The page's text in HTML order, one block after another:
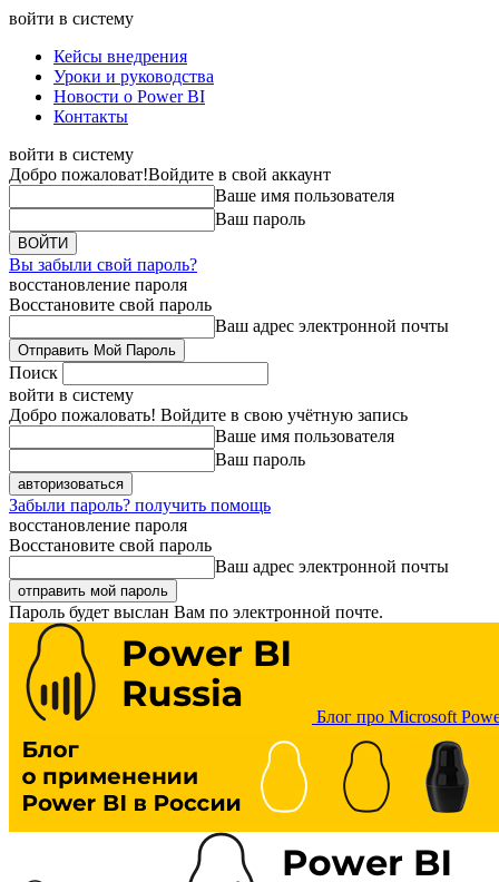
войти в систему
Кейсы внедрения
Уроки и руководства
Новости о Power BI
Контакты
войти в систему
Добро пожаловат!Войдите в свой аккаунт
Ваше имя пользователя
Ваш пароль
Вы забыли свой пароль?
восстановление пароля
Восстановите свой пароль
Ваш адрес электронной почты
Поиск
войти в систему
Добро пожаловать! Войдите в свою учётную запись
Ваше имя пользователя
Ваш пароль
Забыли пароль? получить помощь
восстановление пароля
Восстановите свой пароль
Ваш адрес электронной почты
Пароль будет выслан Вам по электронной почте.
Блог про Microsoft